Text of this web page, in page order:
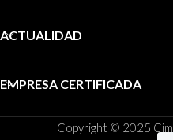
ACTUALIDAD
EMPRESA CERTIFICADA
Copyright © 2025